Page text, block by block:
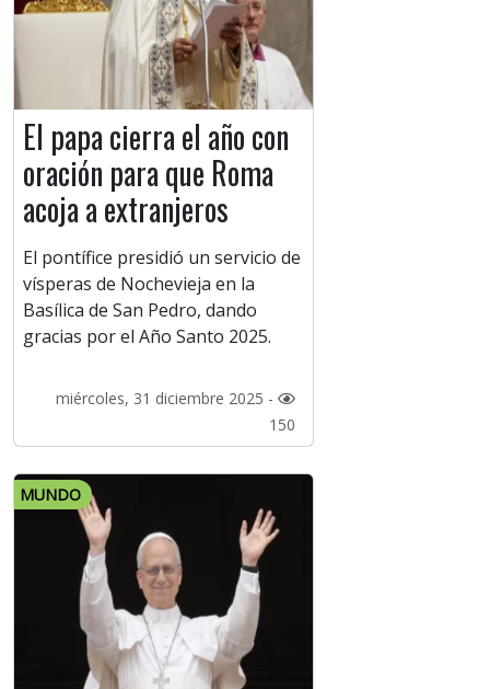
El papa cierra el año con
oración para que Roma
acoja a extranjeros
El pontífice presidió un servicio de
vísperas de Nochevieja en la
Basílica de San Pedro, dando
gracias por el Año Santo 2025.
miércoles, 31 diciembre 2025 -
150
MUNDO